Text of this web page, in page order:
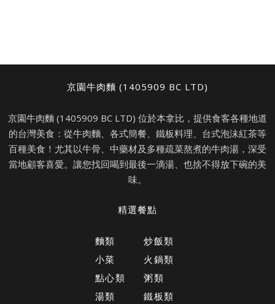
京園牛肉麵 (1405909 BC LTD)
京園牛肉麵 (1405909 BC LTD) 位於本拿比，提供食客各種地道
的台灣美食：從牛肉麵、各式簡餐、鐵板料理、台式泡沫紅茶等
百種美食！尤其以牛骨、中藥材及多種疏菜熬煮的牛肉湯，深受
當地顧客喜愛。讓您找回喝到最後一滴湯、也捨不得放下碗的美
味。
精選餐點
麵類
小菜
點心類
湯類
炒飯類
火鍋類
粥類
鐵板類